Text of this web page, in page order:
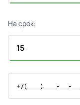
На срок: